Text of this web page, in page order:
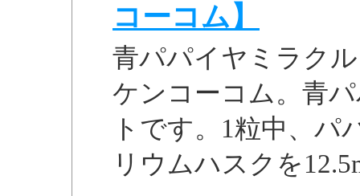
コーコム】
青パパイヤミラク
ケンコーコム。青
トです。1粒中、パ
リウムハスクを